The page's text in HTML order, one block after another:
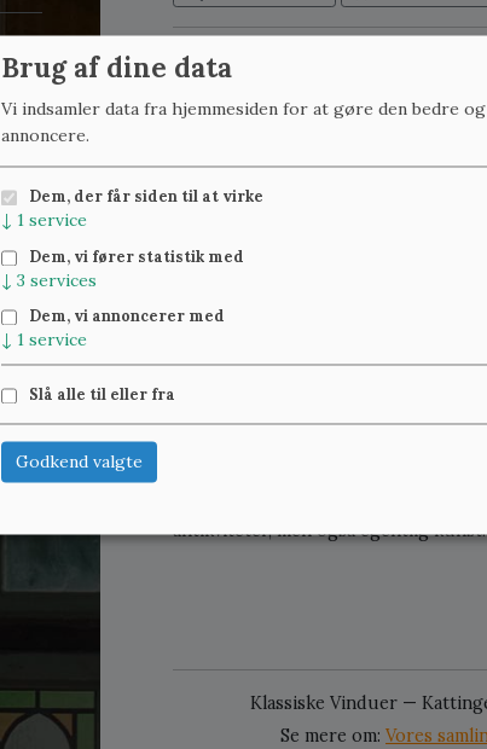
B:34 cm x H:20 cm, på lager: 1
Det sker af og til, at vi opkøber
eller helt skal tømmes. Derfor
antikviteter, men også egentlig
Klassiske Vinduer —
Se mere om: Vores
Brug af dine data
Vi indsamler data fra hjemmesiden for at gøre den bedre
annoncere.
Dem, der får siden til at virke
↓ 1 service
Dem, vi fører statistik med
↓ 3 services
Dem, vi annoncerer med
↓ 1 service
Slå alle til eller fra
Godkend valgte